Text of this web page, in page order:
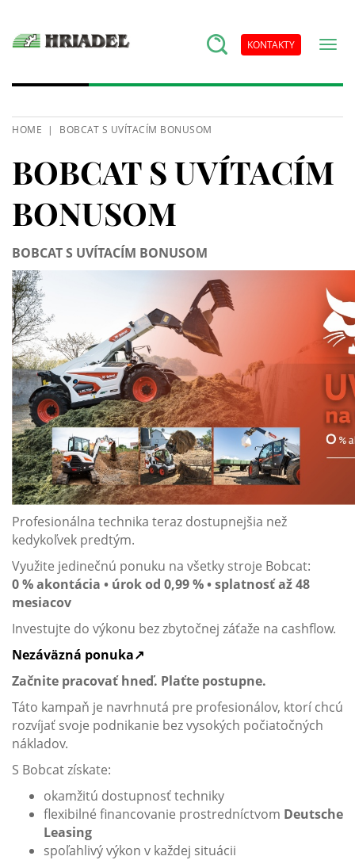
KONTAKTY
HOME BOBCAT S UVÍTACÍM BONUSOM
BOBCAT S UVÍTACÍM
BONUSOM
BOBCAT S UVÍTACÍM BONUSOM
Profesionálna technika teraz dostupnejšia než
kedykoľvek predtým.
Využite jedinečnú ponuku na všetky stroje Bobcat:
0 % akontácia • úrok od 0,99 % • splatnosť až 48
mesiacov
Investujte do výkonu bez zbytočnej záťaže na cashflow.
Nezáväzná ponuka↗
Začnite pracovať hneď. Plaťte postupne.
Táto kampaň je navrhnutá pre profesionálov, ktorí chcú
rozvíjať svoje podnikanie bez vysokých počiatočných
nákladov.
S Bobcat získate:
okamžitú dostupnosť techniky
flexibilné financovanie prostredníctvom Deutsche
Leasing
spoľahlivý výkon v každej situácii